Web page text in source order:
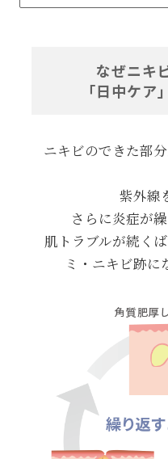
なぜニキ
「日中ケ
ニキビのできた部
紫外線
さらに炎症が
肌トラブルが続く
ミ・ニキビ跡に